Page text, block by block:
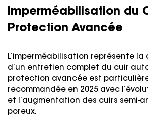
Imperméabilisation du
Protection Avancée
L’imperméabilisation représente
d’un entretien complet du cuir
protection avancée est
recommandée en 2025 avec
et l’augmentation des cuirs semi-
poreux.